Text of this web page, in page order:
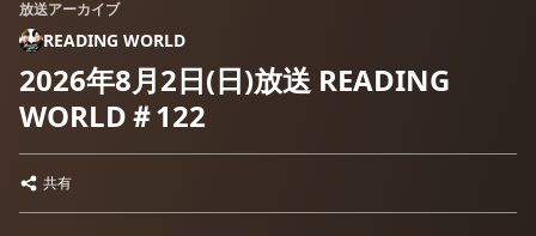
放送アーカイブ
READING WORLD
2026年8月2日(日)放送 READING
WORLD＃122
共有